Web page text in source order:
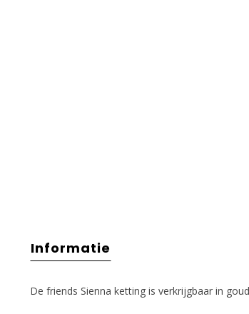
Informatie
De friends Sienna ketting is verkrijgbaar in